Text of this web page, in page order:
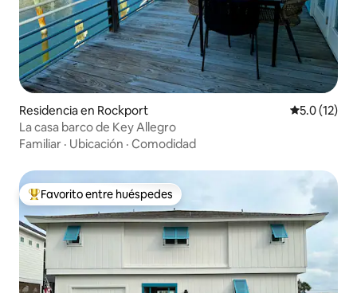
Residencia en Rockport Calificación
5.0 (12)
La casa barco de Key Allegro
Familiar · Ubicación · Comodidad
De los mejores en Favorito entre huéspedes
Favorito entre huéspedes